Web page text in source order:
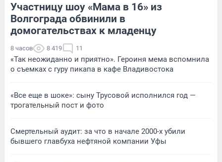
Участницу шоу «Мама в 16» из
Волгограда обвинили в
домогательствах к младенцу
8 часов 8 419 11
«Так неожиданно и приятно». Героиня мема вспомнила
о съемках с гуру пикапа в кафе Владивостока
«Все еще в шоке»: сыну Трусовой исполнился год —
трогательный пост и фото
Смертельный аудит: за что в начале 2000-х убили
бывшего главбуха нефтяной компании Уфы